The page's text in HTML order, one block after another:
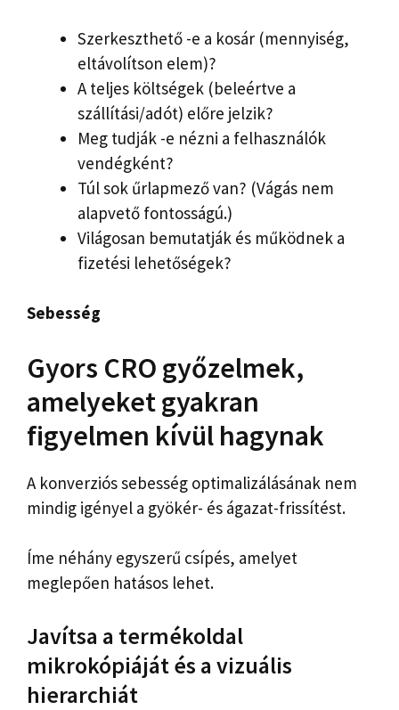
Szerkeszthető -e a kosár (mennyiség,
eltávolítson elem)?
A teljes költségek (beleértve a
szállítási/adót) előre jelzik?
Meg tudják -e nézni a felhasználók
vendégként?
Túl sok űrlapmező van? (Vágás nem
alapvető fontosságú.)
Világosan bemutatják és működnek a
fizetési lehetőségek?
Sebesség
Gyors CRO győzelmek,
amelyeket gyakran
figyelmen kívül hagynak
A konverziós sebesség optimalizálásának nem
mindig igényel a gyökér- és ágazat-frissítést.
Íme néhány egyszerű csípés, amelyet
meglepően hatásos lehet.
Javítsa a termékoldal
mikrokópiáját és a vizuális
hierarchiát